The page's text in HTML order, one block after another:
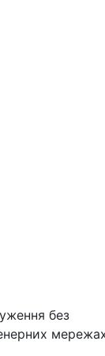
без